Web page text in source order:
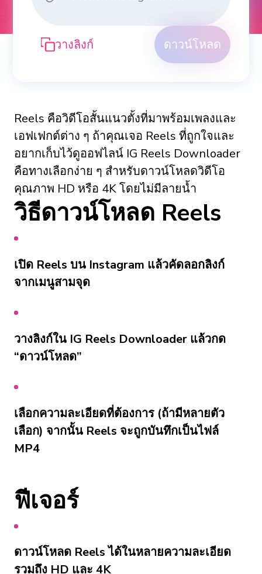
วางลิงก์ ดาวน์โหลด
Reels คือวิดีโอสั้นแนวตั้งที่มาพร้อมเพลงและ
เอฟเฟกต์ต่าง ๆ ถ้าคุณเจอ Reels ที่ถูกใจและ
อยากเก็บไว้ดูออฟไลน์ IG Reels Downloader
คือทางเลือกง่าย ๆ สำหรับดาวน์โหลดวิดีโอ
คุณภาพ HD หรือ 4K โดยไม่มีลายน้ำ
วิธีดาวน์โหลด Reels
เปิด Reels บน Instagram แล้วคัดลอกลิงก์
จากเมนูสามจุด
วางลิงก์ใน IG Reels Downloader แล้วกด
“ดาวน์โหลด”
เลือกความละเอียดที่ต้องการ (ถ้ามีหลายตัว
เลือก) จากนั้น Reels จะถูกบันทึกเป็นไฟล์
MP4
ฟีเจอร์
ดาวน์โหลด Reels ได้ในหลายความละเอียด
รวมถึง HD และ 4K